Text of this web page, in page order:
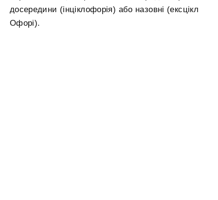
досередини (інціклофорія) або назовні (ексцікл
Офорі).